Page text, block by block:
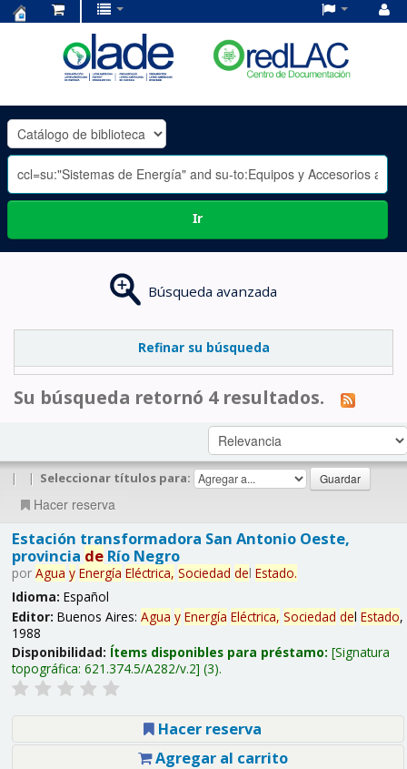
OLADE
-
Ir
Búsqueda avanzada
Refinar su búsqueda
Su búsqueda retornó 4 resultados.
| | Seleccionar títulos para:
Hacer reserva
Estación transformadora San Antonio Oeste,
provincia deRío Negro
por Agua y Energía Eléctrica, Sociedad del Estado.
Idioma: Español
Editor: Buenos Aires: Agua y Energía Eléctrica, Sociedad del Estado,
1988
Disponibilidad: Ítems disponibles para préstamo: Signatura
topográfica: 621.374.5/A282/v.2 (3).
Hacer reserva
Agregar al carrito